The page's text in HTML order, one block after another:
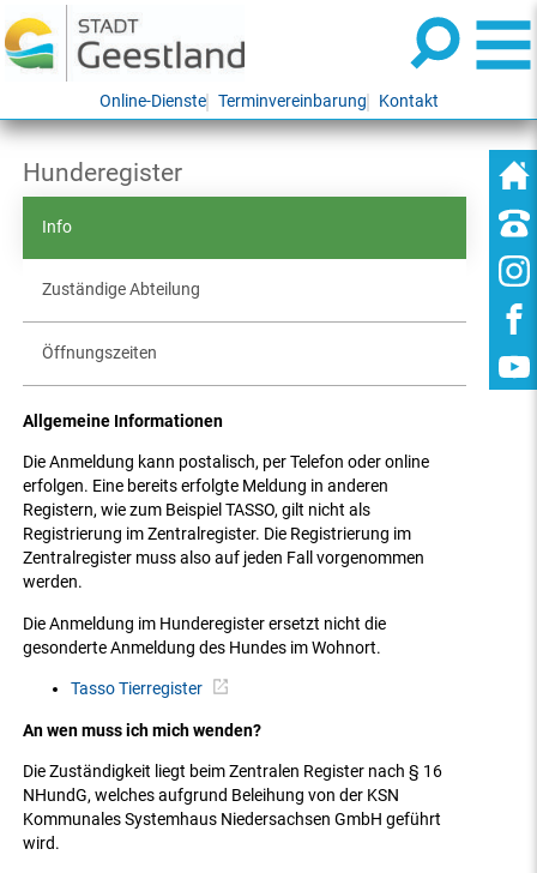
Online-Dienste Terminvereinbarung Kontakt
Hunderegister
Info
Zuständige Abteilung
Öffnungszeiten
Allgemeine Informationen
Die Anmeldung kann postalisch, per Telefon oder online
erfolgen. Eine bereits erfolgte Meldung in anderen
Registern, wie zum Beispiel TASSO, gilt nicht als
Registrierung im Zentralregister. Die Registrierung im
Zentralregister muss also auf jeden Fall vorgenommen
werden.
Die Anmeldung im Hunderegister ersetzt nicht die
gesonderte Anmeldung des Hundes im Wohnort.
Tasso Tierregister
An wen muss ich mich wenden?
Die Zuständigkeit liegt beim Zentralen Register nach § 16
NHundG, welches aufgrund Beleihung von der KSN
Kommunales Systemhaus Niedersachsen GmbH geführt
wird.